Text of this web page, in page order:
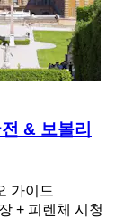
& 보볼리
가이드
+ 피렌체 시청